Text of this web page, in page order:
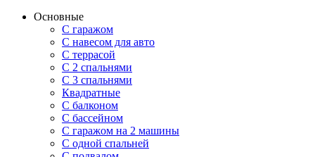
Основные
С гаражом
С навесом для авто
С террасой
С 2 спальнями
С 3 спальнями
Квадратные
С балконом
С бассейном
С гаражом на 2 машины
С одной спальней